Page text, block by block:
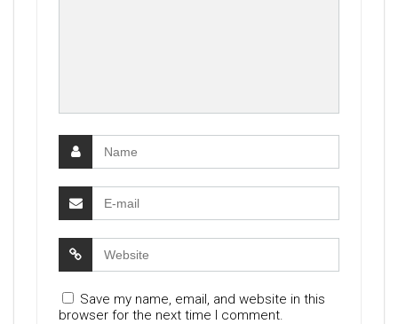
Save my name, email, and website in this
browser for the next time I comment.